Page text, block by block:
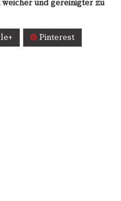
und gereinigter zu
Pinterest